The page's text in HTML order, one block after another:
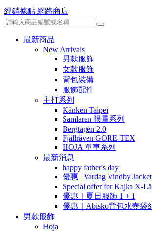
經銷據點 網路商店
最新商品
New Arrivals
男款服飾
女款服飾
背包裝備
服飾配件
主打系列
Kånken Taipei
Samlaren 限量系列
Bergtagen 2.0
Fjällräven GORE-TEX
HOJA 單車系列
最新消息
happy father's day
優惠 | Vardag Vindby Jacket
Special offer for Kajka X-
優惠｜夏日服飾 1 + 1
優惠｜Abisko背包水壺袋
男款服飾
Hoja